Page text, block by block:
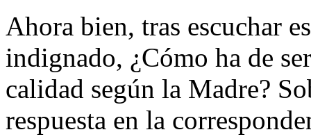
Ahora bien, tras escuchar
indignado, ¿Cómo ha de
calidad según la Madre?
respuesta en la